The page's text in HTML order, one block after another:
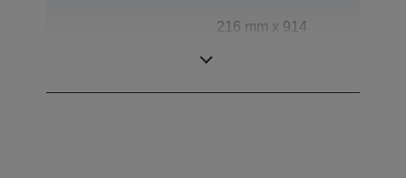
216 mm x 914